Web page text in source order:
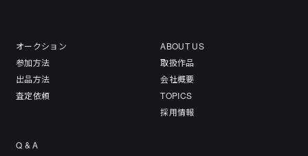
オークション
参加方法
出品方法
査定依頼
ABOUT US
取扱作品
会社概要
TOPICS
採用情報
Q & A